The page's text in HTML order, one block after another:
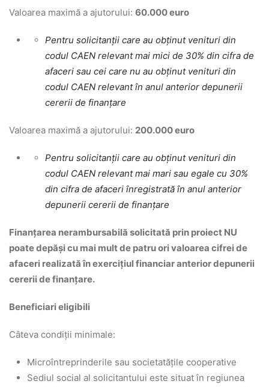
Valoarea maximă a ajutorului: 60.000 euro
Pentru solicitanții care au obținut venituri din
codul CAEN relevant mai mici de 30% din cifra de
afaceri sau cei care nu au obținut venituri din
codul CAEN relevant în anul anterior depunerii
cererii de finanțare
Valoarea maximă a ajutorului: 200.000 euro
Pentru solicitanții care au obținut venituri din
codul CAEN relevant mai mari sau egale cu 30%
din cifra de afaceri înregistrată în anul anterior
depunerii cererii de finanțare
Finanțarea nerambursabilă solicitată prin proiect NU
poate depăși cu mai mult de patru ori valoarea cifrei de
afaceri realizată în exercițiul financiar anterior depunerii
cererii de finanțare.
Beneficiari eligibili
Câteva condiții minimale:
Microîntreprinderile sau societatățile cooperative
Sediul social al solicitantului este situat în regiunea